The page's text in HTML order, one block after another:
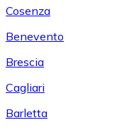
Cosenza
Benevento
Brescia
Cagliari
Barletta